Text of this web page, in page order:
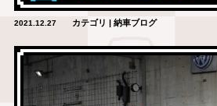
2021.12.27 カテゴリ | 納車ブログ